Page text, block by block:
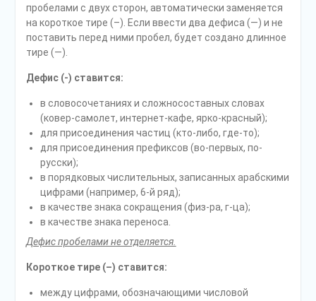
пробелами с двух сторон, автоматически заменяется
на короткое тире (–). Если ввести два дефиса (—) и не
поставить перед ними пробел, будет создано длинное
тире (—).
Дефис (-) ставится:
в словосочетаниях и сложносоставных словах
(ковер-самолет, интернет-кафе, ярко-красный);
для присоединения частиц (кто-либо, где-то);
для присоединения префиксов (во-первых, по-
русски);
в порядковых числительных, записанных арабскими
цифрами (например, 6-й ряд);
в качестве знака сокращения (физ-ра, г-ца);
в качестве знака переноса.
Дефис пробелами не отделяется.
Короткое тире (–) ставится:
между цифрами, обозначающими числовой